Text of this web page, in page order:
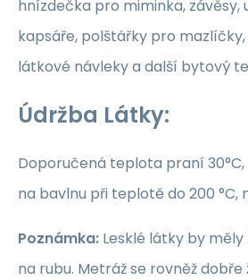
hnízdečka pro miminka,
kapsáře, polštářky pro
látkové návleky a další bytový
Údržba Látky:
Doporučená teplota praní
na bavlnu při teplotě do 200
Poznámka: Lesklé látky by
na rubu. Metráž se rovněž